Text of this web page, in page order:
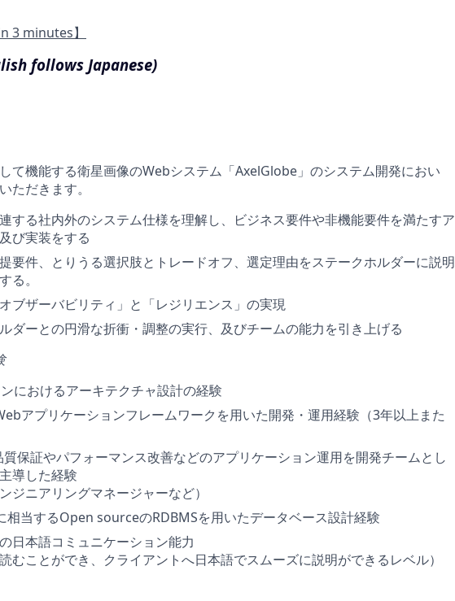
3 minutes】
follows Japanese)
て機能する衛星画像のWebシステム「AxelGlobe」のシステム開発におい
ただきます。
する社内外のシステム仕様を理解し、ビジネス要件や非機能要件を満たすア
び実装をする
要件、とりうる選択肢とトレードオフ、選定理由をステークホルダーに説明
る。
ブザーバビリティ」と「レジリエンス」の実現
ダーとの円滑な折衝・調整の実行、及びチームの能力を引き上げる
におけるアーキテクチャ設計の経験
アプリケーションフレームワークを用いた開発・運用経験（3年以上また
保証やパフォーマンス改善などのアプリケーション運用を開発チームとし
導した経験
ジニアリングマネージャーなど）
相当するOpen sourceのRDBMSを用いたデータベース設計経験
日本語コミュニケーション能力
むことができ、クライアントへ日本語でスムーズに説明ができるレベル）